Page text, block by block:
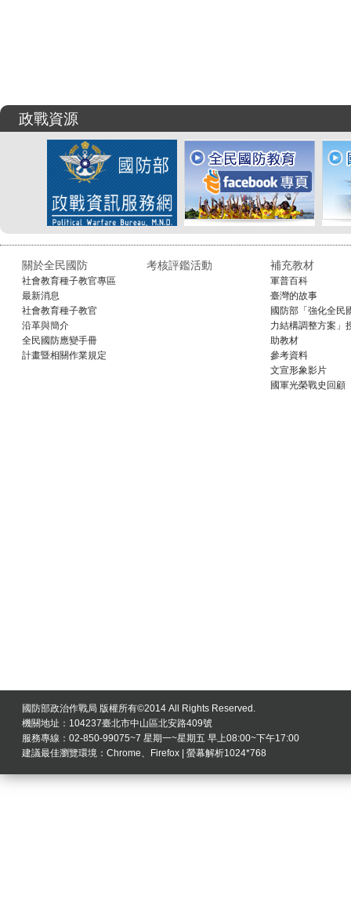
政戰資源
關於全民國防
社會教育種子教官專區
最新消息
社會教育種子教官
沿革與簡介
全民國防應變手冊
計畫暨相關作業規定
考核評鑑活動 補充教材
軍普百科
臺灣的故事
國防部「強化全民
力結構調整方案」
助教材
參考資料
文宣形象影片
國軍光榮戰史回顧
國防部政治作戰局 版權所有©2014 All Rights Reserved.
機關地址：104237臺北市中山區北安路409號
服務專線：02-850-99075~7 星期一~星期五 早上08:00~下午17:00
建議最佳瀏覽環境：Chrome、Firefox | 螢幕解析1024*768